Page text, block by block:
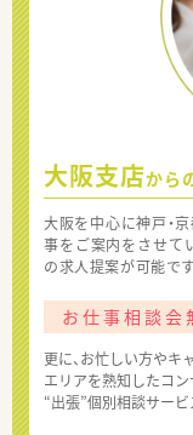
大阪支店から
大阪を中心に神戸・
事をご案内をさせて
の求人提案が可能です
お仕事相談会
更に、お忙しい方やキ
エリアを熟知したコン
“出張”個別相談サービ